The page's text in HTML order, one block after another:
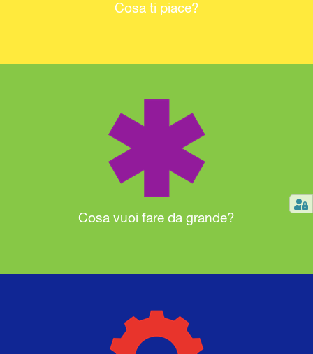
Cosa ti piace?
Cosa vuoi fare da grande?